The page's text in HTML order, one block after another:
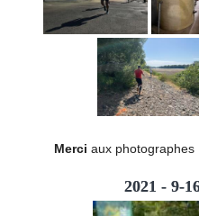
Merci aux photographes
2021 - 9-